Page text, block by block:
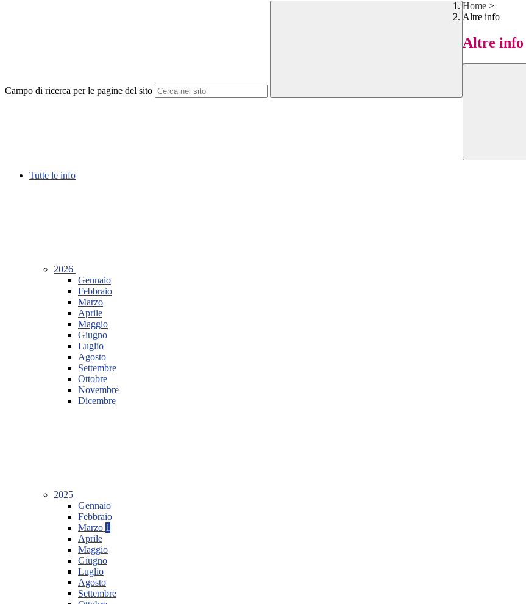
Campo di ricerca per le pagine del sito
Home >
Altre info
Altre info
Tutte le info
2026
Gennaio
Febbraio
Marzo
Aprile
Maggio
Giugno
Luglio
Agosto
Settembre
Ottobre
Novembre
Dicembre
2025
Gennaio
Febbraio
Marzo 1
Aprile
Maggio
Giugno
Luglio
Agosto
Settembre